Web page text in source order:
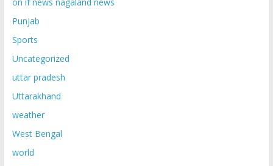
Punjab
Sports
Uncategorized
uttar pradesh
Uttarakhand
weather
West Bengal
world